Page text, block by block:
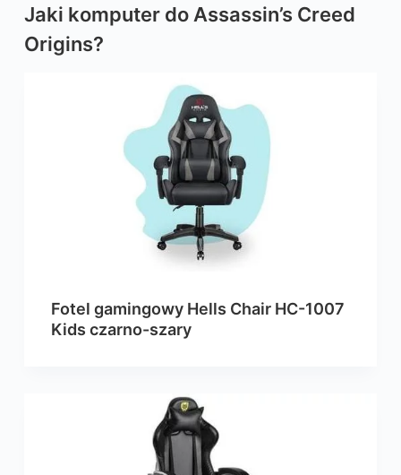
Jaki komputer do Assassin’s Creed
Origins?
Fotel gamingowy Hells Chair HC-1007
Kids czarno-szary